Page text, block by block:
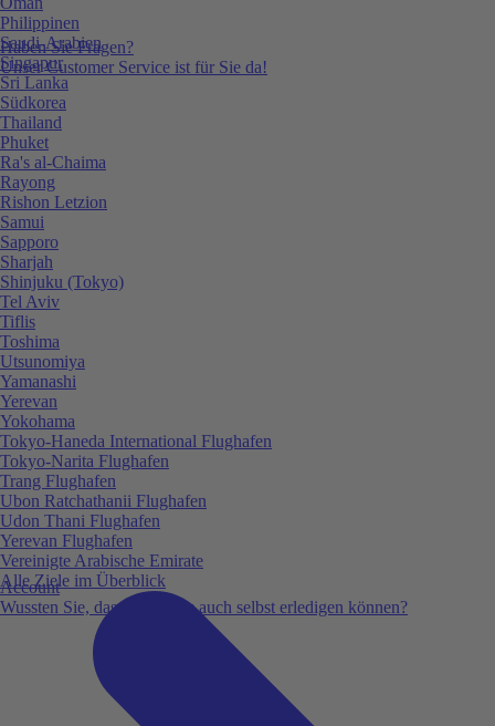
Haben Sie Fragen?
Unser Customer Service ist für Sie da!
Account
Wussten Sie, dass Sie vieles auch selbst erledigen können?
Philippinen
Saudi-Arabien
Singapur
Sri Lanka
Südkorea
Thailand
Phuket
Ra's al-Chaima
Rayong
Rishon Letzion
Samui
Sapporo
Sharjah
Shinjuku (Tokyo)
Tel Aviv
Tiflis
Toshima
Utsunomiya
Yamanashi
Yerevan
Yokohama
Tokyo-Haneda International Flughafen
Tokyo-Narita Flughafen
Trang Flughafen
Ubon Ratchathanii Flughafen
Udon Thani Flughafen
Yerevan Flughafen
Vereinigte Arabische Emirate
Alle Ziele im Überblick